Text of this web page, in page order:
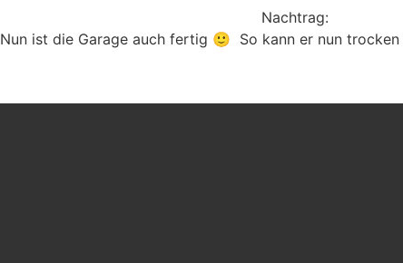
Nachtrag:
Nun ist die Garage auch fertig 🙂 So kann er nun